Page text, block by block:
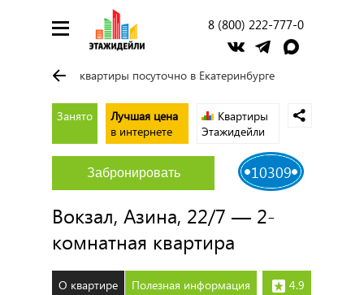
8 (800) 222-777-0
квартиры посуточно в Екатеринбурге
Занято
Лучшая цена
в интернете
Квартиры
Этажидейли
10309
Забронировать
Вокзал, Азина, 22/7 — 2-
комнатная квартира
О квартире Полезная информация 4.9